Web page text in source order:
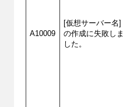
A10009
[仮想サーバー名]
の作成に失敗しま
した。